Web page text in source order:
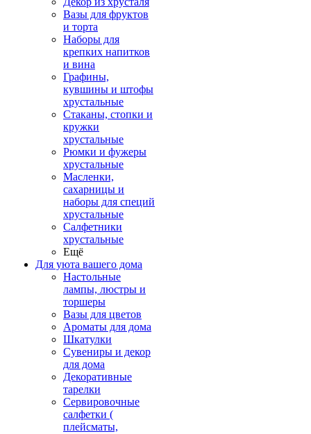
Вазы для фруктов
и торта
Наборы для
крепких напитков
и вина
Графины,
кувшины и штофы
хрустальные
Стаканы, стопки и
кружки
хрустальные
Рюмки и фужеры
хрустальные
Масленки,
сахарницы и
наборы для специй
хрустальные
Салфетники
хрустальные
Ещё
Для уюта вашего дома
Настольные
лампы, люстры и
торшеры
Вазы для цветов
Ароматы для дома
Шкатулки
Сувениры и декор
для дома
Декоративные
тарелки
Сервировочные
салфетки (
плейсматы,